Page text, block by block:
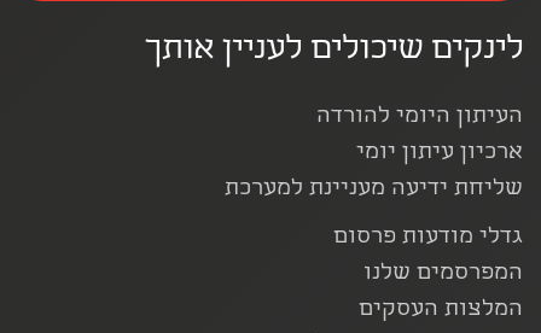
לינקים שיכולים לעניין אותך
העיתון היומי להורדה
ארכיון עיתון יומי
שליחת ידיעה מעניינת למערכת
גדלי מודעות פרסום
המפרסמים שלנו
המלצות העסקים